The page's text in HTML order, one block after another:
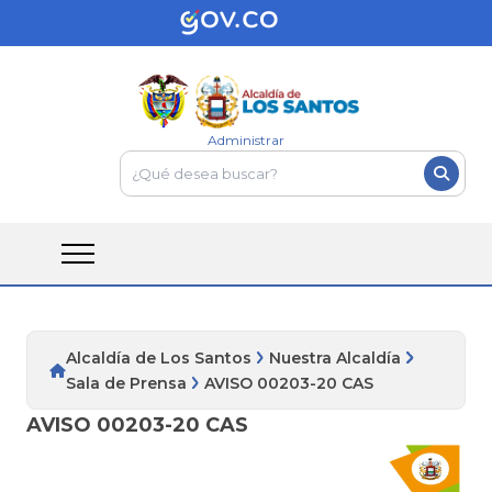
Administrar
Alcaldía de Los Santos
Nuestra Alcaldía
Sala de Prensa
AVISO 00203-20 CAS
AVISO 00203-20 CAS